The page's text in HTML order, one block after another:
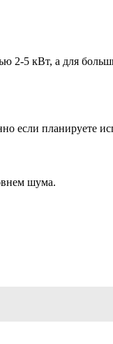
2-5 кВт, а для
если планируете
шума.